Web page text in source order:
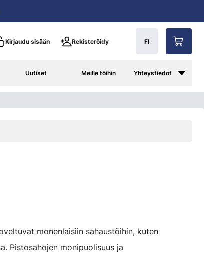
Kirjaudu sisään Rekisteröidy FI
Uutiset Meille töihin Yhteystiedot
monenlaisiin sahaustöihin, kuten
Pistosahojen monipuolisuus ja